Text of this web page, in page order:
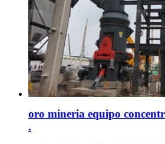
oro mineria equipo
.